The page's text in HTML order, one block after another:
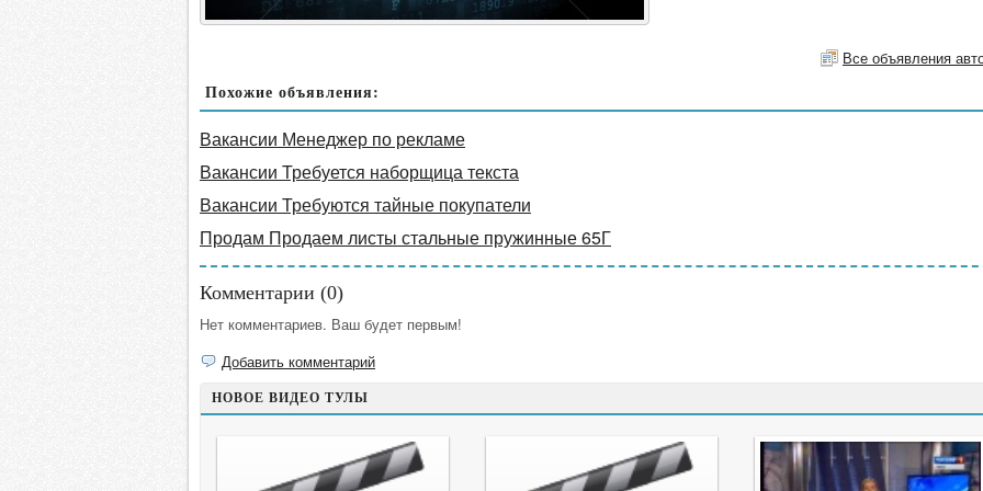
Все объявления
Похожие объявления:
Вакансии Менеджер по рекламе
Вакансии Требуется наборщица текста
Вакансии Требуются тайные покупатели
Продам Продаем листы стальные пружинные 65Г
Комментарии (0)
Нет комментариев. Ваш будет первым!
Добавить комментарий
НОВОЕ ВИДЕО ТУЛЫ